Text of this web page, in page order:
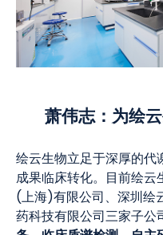
萧伟志：为绘
绘云生物立足于深厚的
成果临床转化。目前绘
(上海)有限公司、深圳绘
药科技有限公司三家子公